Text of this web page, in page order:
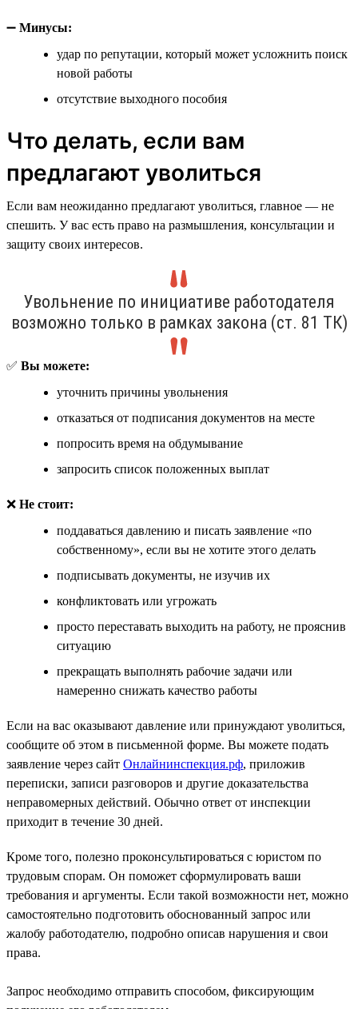
➖ Минусы:
удар по репутации, который может усложнить поиск
новой работы
отсутствие выходного пособия
Что делать, если вам
предлагают уволиться
Если вам неожиданно предлагают уволиться, главное — не
спешить. У вас есть право на размышления, консультации и
защиту своих интересов.
Увольнение по инициативе работодателя
возможно только в рамках закона (ст. 81 ТК)
✅ Вы можете:
уточнить причины увольнения
отказаться от подписания документов на месте
попросить время на обдумывание
запросить список положенных выплат
❌ Не стоит:
поддаваться давлению и писать заявление «по
собственному», если вы не хотите этого делать
подписывать документы, не изучив их
конфликтовать или угрожать
просто переставать выходить на работу, не прояснив
ситуацию
прекращать выполнять рабочие задачи или
намеренно снижать качество работы
Если на вас оказывают давление или принуждают уволиться,
сообщите об этом в письменной форме. Вы можете подать
заявление через сайт Онлайнинспекция.рф, приложив
переписки, записи разговоров и другие доказательства
неправомерных действий. Обычно ответ от инспекции
приходит в течение 30 дней.
Кроме того, полезно проконсультироваться с юристом по
трудовым спорам. Он поможет сформулировать ваши
требования и аргументы. Если такой возможности нет, можно
самостоятельно подготовить обоснованный запрос или
жалобу работодателю, подробно описав нарушения и свои
права.
Запрос необходимо отправить способом, фиксирующим